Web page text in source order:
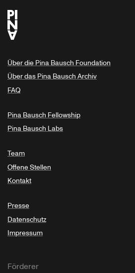
Über die Pina Bausch Foundation
Über das Pina Bausch Archiv
FAQ
Pina Bausch Fellowship
Pina Bausch Labs
Team
Offene Stellen
Kontakt
Presse
Datenschutz
Impressum
Förderer